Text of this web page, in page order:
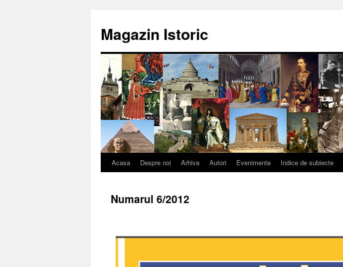
conținut
Magazin Istoric
Acasa Despre noi Arhiva Autori Evenimente Indice de subiecte
Numarul 6/2012